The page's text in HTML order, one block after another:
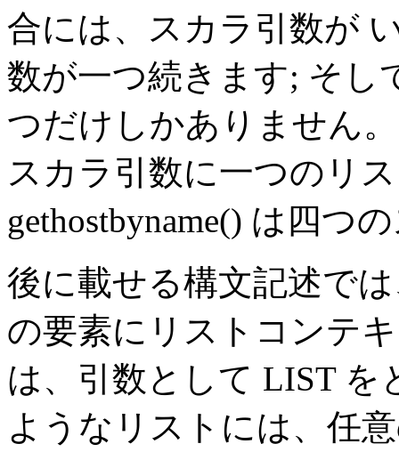
合には、スカラ引数が
数が一つ続きます; そし
つだけしかありません
スカラ引数に一つのリ
gethostbyname() は四つ
後に載せる構文記述で
の要素にリストコンテ
は、引数として LIST
ようなリストには、任